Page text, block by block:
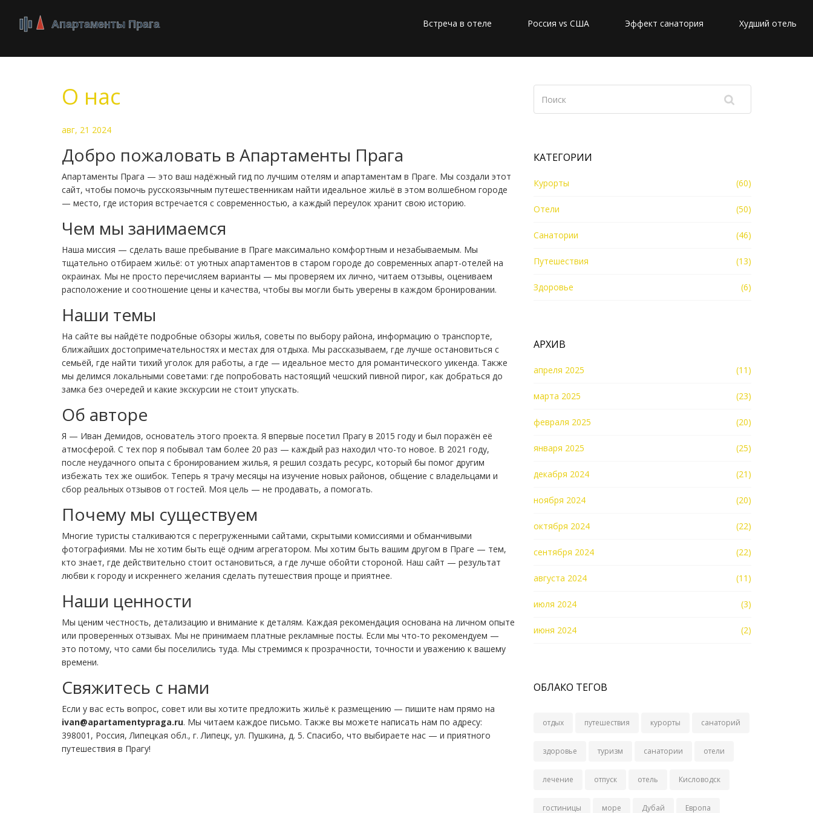
Встреча в отеле Россия vs США Эффект санатория Худший отель
О нас
авг, 21 2024
Добро пожаловать в Апартаменты Прага
Апартаменты Прага — это ваш надёжный гид по лучшим отелям и апартаментам в Праге. Мы создали этот
сайт, чтобы помочь русскоязычным путешественникам найти идеальное жильё в этом волшебном городе
— место, где история встречается с современностью, а каждый переулок хранит свою историю.
Чем мы занимаемся
Наша миссия — сделать ваше пребывание в Праге максимально комфортным и незабываемым. Мы
тщательно отбираем жильё: от уютных апартаментов в старом городе до современных апарт-отелей на
окраинах. Мы не просто перечисляем варианты — мы проверяем их лично, читаем отзывы, оцениваем
расположение и соотношение цены и качества, чтобы вы могли быть уверены в каждом бронировании.
Наши темы
На сайте вы найдёте подробные обзоры жилья, советы по выбору района, информацию о транспорте,
ближайших достопримечательностях и местах для отдыха. Мы рассказываем, где лучше остановиться с
семьёй, где найти тихий уголок для работы, а где — идеальное место для романтического уикенда. Также
мы делимся локальными советами: где попробовать настоящий чешский пивной пирог, как добраться до
замка без очередей и какие экскурсии не стоит упускать.
Об авторе
Я — Иван Демидов, основатель этого проекта. Я впервые посетил Прагу в 2015 году и был поражён её
атмосферой. С тех пор я побывал там более 20 раз — каждый раз находил что-то новое. В 2021 году,
после неудачного опыта с бронированием жилья, я решил создать ресурс, который бы помог другим
избежать тех же ошибок. Теперь я трачу месяцы на изучение новых районов, общение с владельцами и
сбор реальных отзывов от гостей. Моя цель — не продавать, а помогать.
Почему мы существуем
Многие туристы сталкиваются с перегруженными сайтами, скрытыми комиссиями и обманчивыми
фотографиями. Мы не хотим быть ещё одним агрегатором. Мы хотим быть вашим другом в Праге — тем,
кто знает, где действительно стоит остановиться, а где лучше обойти стороной. Наш сайт — результат
любви к городу и искреннего желания сделать путешествия проще и приятнее.
Наши ценности
Мы ценим честность, детализацию и внимание к деталям. Каждая рекомендация основана на личном опыте
или проверенных отзывах. Мы не принимаем платные рекламные посты. Если мы что-то рекомендуем —
это потому, что сами бы поселились туда. Мы стремимся к прозрачности, точности и уважению к вашему
времени.
Свяжитесь с нами
Если у вас есть вопрос, совет или вы хотите предложить жильё к размещению — пишите нам прямо на
ivan@apartamentypraga.ru. Мы читаем каждое письмо. Также вы можете написать нам по адресу:
398001, Россия, Липецкая обл., г. Липецк, ул. Пушкина, д. 5. Спасибо, что выбираете нас — и приятного
путешествия в Прагу!
КАТЕГОРИИ
Курорты (60)
Отели (50)
Санатории (46)
Путешествия (13)
Здоровье (6)
АРХИВ
апреля 2025 (11)
марта 2025 (23)
февраля 2025 (20)
января 2025 (25)
декабря 2024 (21)
ноября 2024 (20)
октября 2024 (22)
сентября 2024 (22)
августа 2024 (11)
июля 2024 (3)
июня 2024 (2)
ОБЛАКО ТЕГОВ
отдых путешествия курорты санаторий
здоровье туризм санатории отели
лечение отпуск отель Кисловодск
гостиницы море Дубай Европа